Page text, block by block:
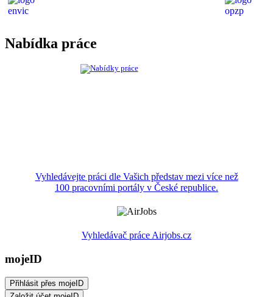
Nabídka práce
Vyhledávejte práci dle Vašich představ mezi více než
100 pracovními portály v České republice.
Vyhledávač práce Airjobs.cz
mojeID